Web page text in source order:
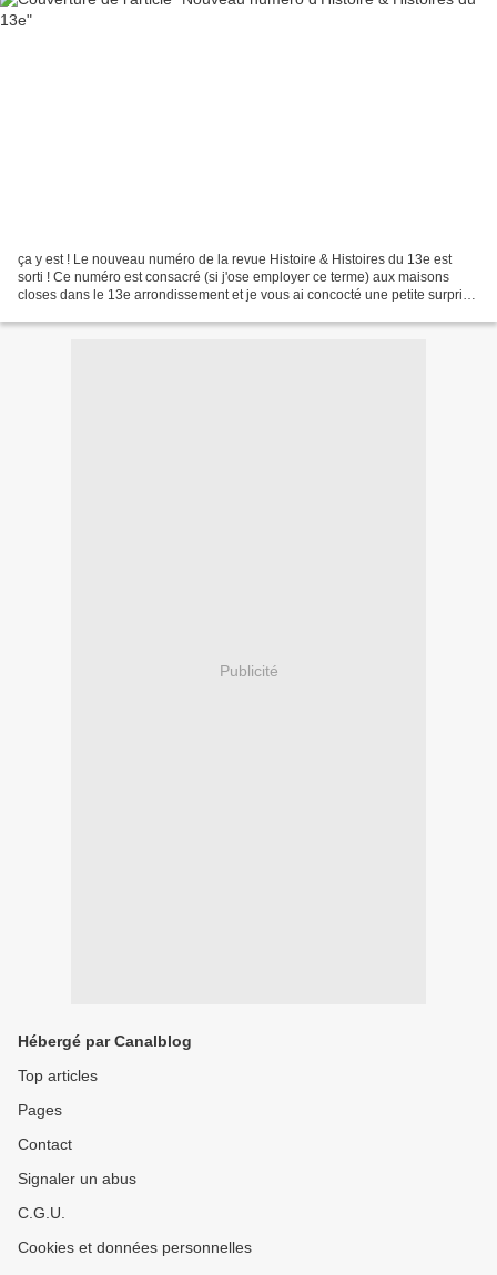
ça y est ! Le nouveau numéro de la revue Histoire & Histoires du 13e est
sorti ! Ce numéro est consacré (si j'ose employer ce terme) aux maisons
closes dans le 13e arrondissement et je vous ai concocté une petite surprise
Publicité
Hébergé par Canalblog
Top articles
Pages
Contact
Signaler un abus
C.G.U.
Cookies et données personnelles